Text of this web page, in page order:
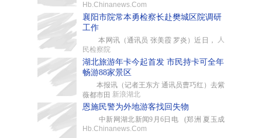
Hb.Chinanews.Com
襄阳市院常本勇检察长赴樊城区院调研
工作
本网讯（通讯员 张美霞 罗炎）近日，
人
民检察院
湖北旅游年卡今起首发 市民持卡可全年
畅游88家景区
本报讯（记者王东方 通讯员曹巧红）去紫
薇都市田 新浪湖北
恩施民警为外地游客找回失物
中新网湖北新闻9月6日电 (郑洲 夏玉成
Hb.Chinanews.Com